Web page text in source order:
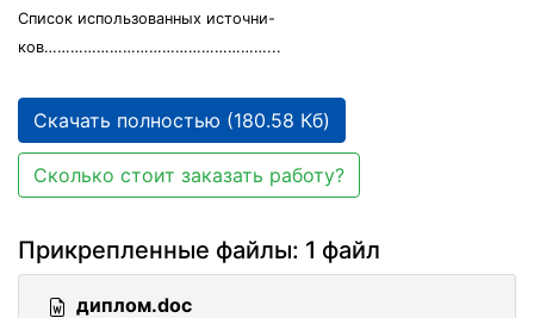
Список использованных источни-
ков……………………………………………...
Скачать полностью (180.58 Кб)
Сколько стоит заказать работу?
Прикрепленные файлы: 1 файл
диплом.doc